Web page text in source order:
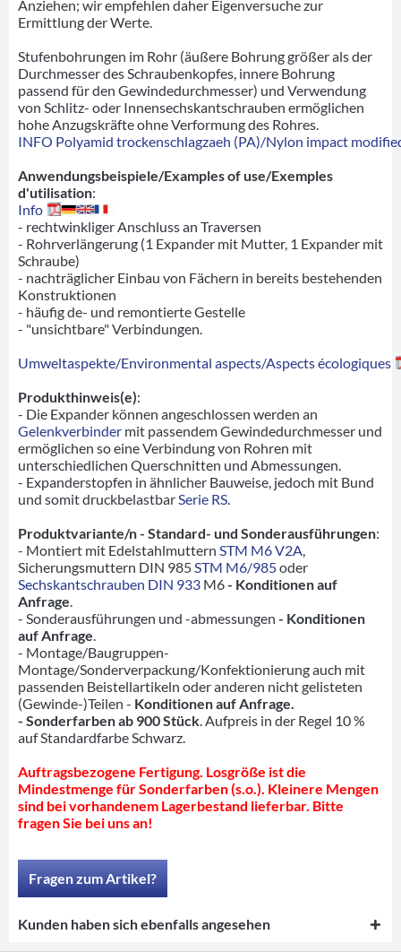
Anziehen; wir empfehlen daher Eigenversuche zur
Ermittlung der Werte.
Stufenbohrungen im Rohr (äußere Bohrung größer als der
Durchmesser des Schraubenkopfes, innere Bohrung
passend für den Gewindedurchmesser) und Verwendung
von Schlitz- oder Innensechskantschrauben ermöglichen
hohe Anzugskräfte ohne Verformung des Rohres.
INFO Polyamid trockenschlagzaeh (PA)/Nylon impact
Anwendungsbeispiele/Examples of use/Exemples
d'utilisation:
Info
- rechtwinkliger Anschluss an Traversen
- Rohrverlängerung (1 Expander mit Mutter, 1 Expander mit
Schraube)
- nachträglicher Einbau von Fächern in bereits bestehenden
Konstruktionen
- häufig de- und remontierte Gestelle
- "unsichtbare" Verbindungen.
Umweltaspekte/Environmental aspects/Aspects écologiques
Produkthinweis(e):
- Die Expander können angeschlossen werden an
Gelenkverbinder mit passendem Gewindedurchmesser und
ermöglichen so eine Verbindung von Rohren mit
unterschiedlichen Querschnitten und Abmessungen.
- Expanderstopfen in ähnlicher Bauweise, jedoch mit Bund
und somit druckbelastbar Serie RS
Produktvariante/n - Standard- und Sonderausführungen:
- Montiert mit Edelstahlmuttern STM M6 V2A
Sicherungsmuttern DIN 985 STM M6/985oder
Sechskantschrauben DIN 933 M6- Konditionen auf
Anfrage
- Sonderausführungen und -abmessungen - Konditionen
auf Anfrage
- Montage/Baugruppen-
Montage/Sonderverpackung/Konfektionierung auch mit
passenden Beistellartikeln oder anderen nicht gelisteten
(Gewinde-)Teilen - Konditionen auf Anfrage.
- Sonderfarben ab 900 Stück . Aufpreis in der Regel 10 %
auf Standardfarbe Schwarz.
Auftragsbezogene Fertigung. Losgröße ist die
Mindestmenge für Sonderfarben (s.o.). Kleinere Mengen
sind bei vorhandenem Lagerbestand lieferbar. Bitte
fragen Sie bei uns an!
Fragen zum Artikel?
Kunden haben sich ebenfalls angesehen